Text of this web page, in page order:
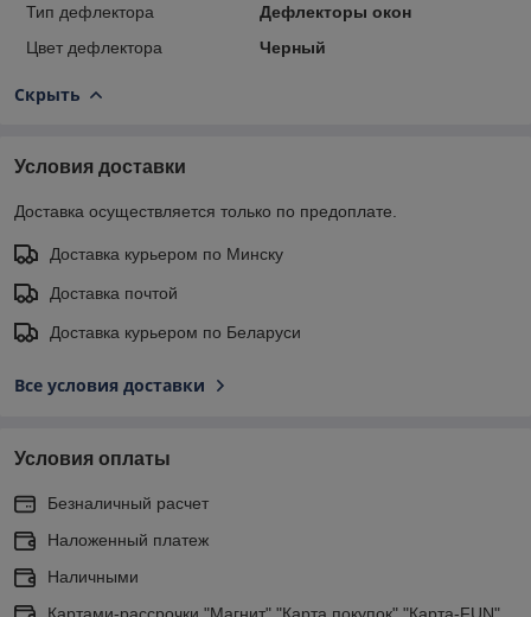
Тип дефлектора
Дефлекторы окон
Цвет дефлектора
Черный
Скрыть
Условия доставки
Доставка осуществляется только по предоплате.
Доставка курьером по Минску
Доставка почтой
Доставка курьером по Беларуси
Все условия доставки
Условия оплаты
Безналичный расчет
Наложенный платеж
Наличными
Картами-рассрочки "Магнит" "Карта покупок" "Карта-FUN"